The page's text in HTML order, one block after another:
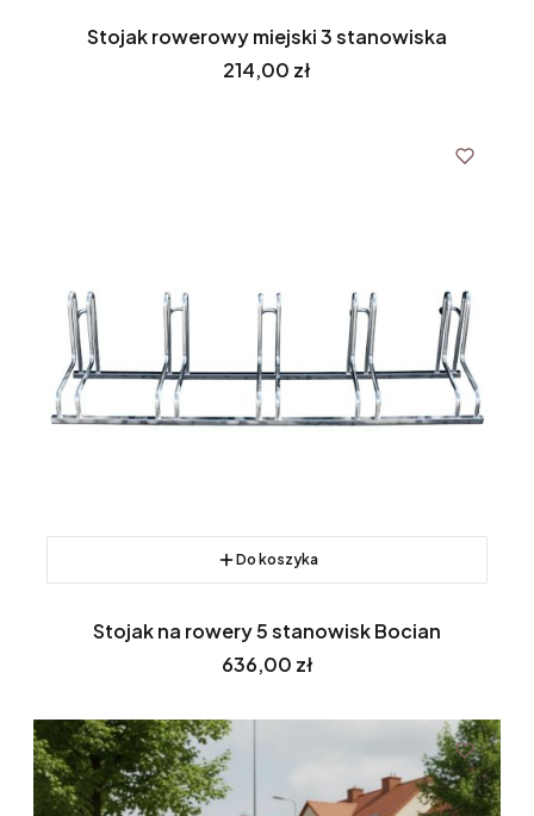
Stojak rowerowy miejski 3 stanowiska
Cena
214,00 zł
Do koszyka
Stojak na rowery 5 stanowisk Bocian
Cena
636,00 zł